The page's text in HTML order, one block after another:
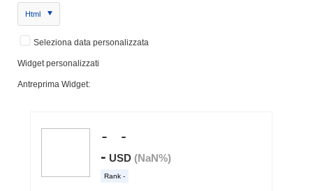
Html
Seleziona data personalizzata
Widget personalizzati
Antreprima Widget: